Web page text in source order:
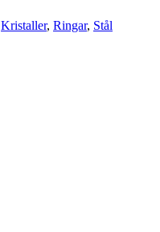
Kristaller, Ringar, Stål